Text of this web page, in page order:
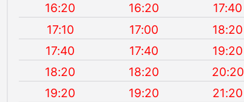
16:20
16:20
17:40
17:10
17:00
18:20
17:40
17:40
19:20
18:20
18:20
20:20
19:20
19:20
21:20